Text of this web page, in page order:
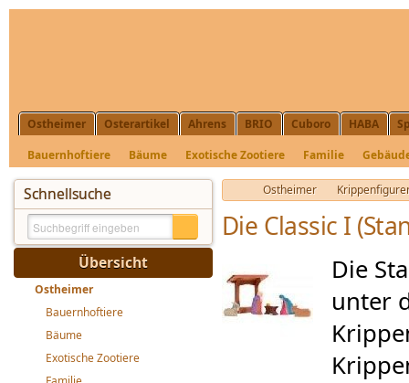
Ostheimer Osterartikel Ahrens BRIO Cuboro HABA
Bauernhoftiere
Bäume Exotische Zootiere Familie
Schnellsuche
Übersicht
Ostheimer
Bauernhoftiere
Bäume
Exotische Zootiere
Ostheimer
Die Classic I
Die
unter